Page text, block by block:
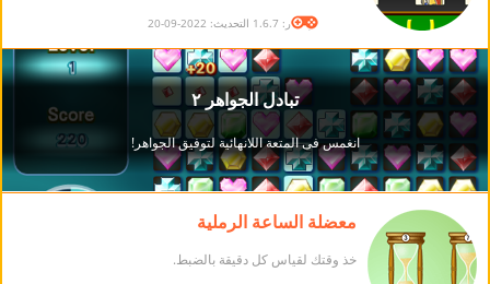
الإصدار: 1.6.7 التحديث: 2022-09-20
معضلة الساعة الرملية
خذ وقتك لقياس كل دقيقة بالضبط.